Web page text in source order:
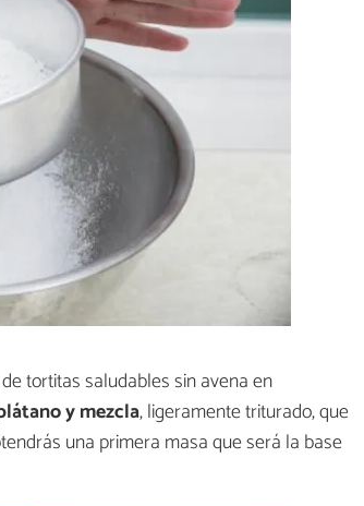
tortitas saludables sin avena en
y mezcla, ligeramente triturado, que
una primera masa que será la base